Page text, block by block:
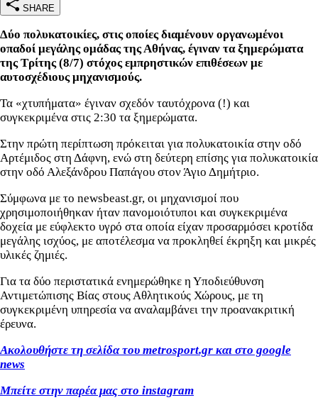
SHARE
Δύο πολυκατοικίες, στις οποίες διαμένουν οργανωμένοι
οπαδοί μεγάλης ομάδας της Αθήνας, έγιναν τα ξημερώματα
της Τρίτης (8/7) στόχος εμπρηστικών επιθέσεων με
αυτοσχέδιους μηχανισμούς.
Τα «χτυπήματα» έγιναν σχεδόν ταυτόχρονα (!) και
συγκεκριμένα στις 2:30 τα ξημερώματα.
Στην πρώτη περίπτωση πρόκειται για πολυκατοικία στην οδό
Αρτέμιδος στη Δάφνη, ενώ στη δεύτερη επίσης για πολυκατοικία
στην οδό Αλεξάνδρου Παπάγου στον Άγιο Δημήτριο.
Σύμφωνα με το newsbeast.gr, οι μηχανισμοί που
χρησιμοποιήθηκαν ήταν πανομοιότυποι και συγκεκριμένα
δοχεία με εύφλεκτο υγρό στα οποία είχαν προσαρμόσει κροτίδα
μεγάλης ισχύος, με αποτέλεσμα να προκληθεί έκρηξη και μικρές
υλικές ζημιές.
Για τα δύο περιστατικά ενημερώθηκε η Υποδιεύθυνση
Αντιμετώπισης Βίας στους Αθλητικούς Χώρους, με τη
συγκεκριμένη υπηρεσία να αναλαμβάνει την προανακριτική
έρευνα.
Ακολουθήστε τη σελίδα του metrosport.gr και στο google
news
Μπείτε στην παρέα μας στο instagram